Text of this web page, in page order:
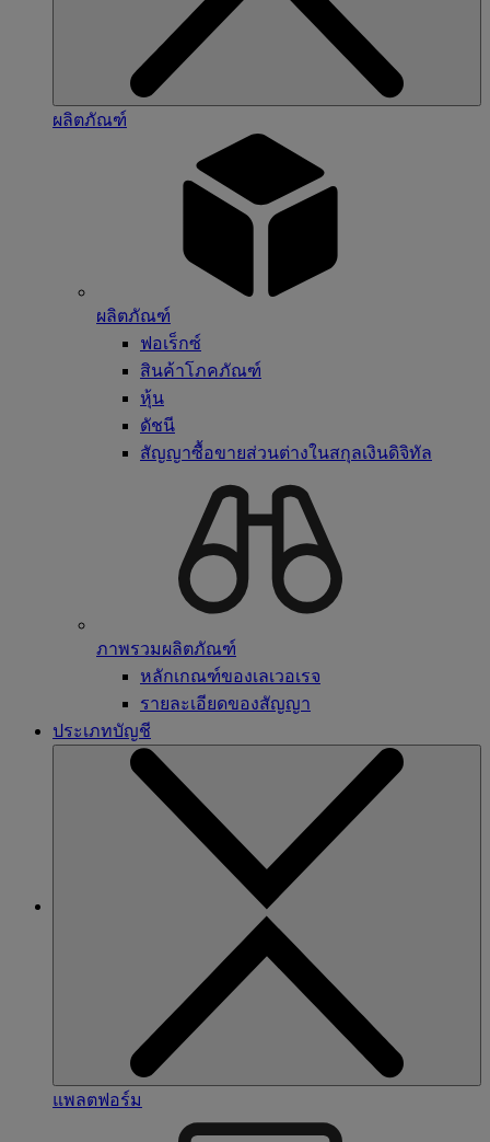
ผลิตภัณฑ์
ผลิตภัณฑ์
ฟอเร็กซ์
สินค้าโภคภัณฑ์
หุ้น
ดัชนี
สัญญาซื้อขายส่วนต่างในสกุลเงินดิจิทัล
ภาพรวมผลิตภัณฑ์
หลักเกณฑ์ของเลเวอเรจ
รายละเอียดของสัญญา
ประเภทบัญชี
แพลตฟอร์ม